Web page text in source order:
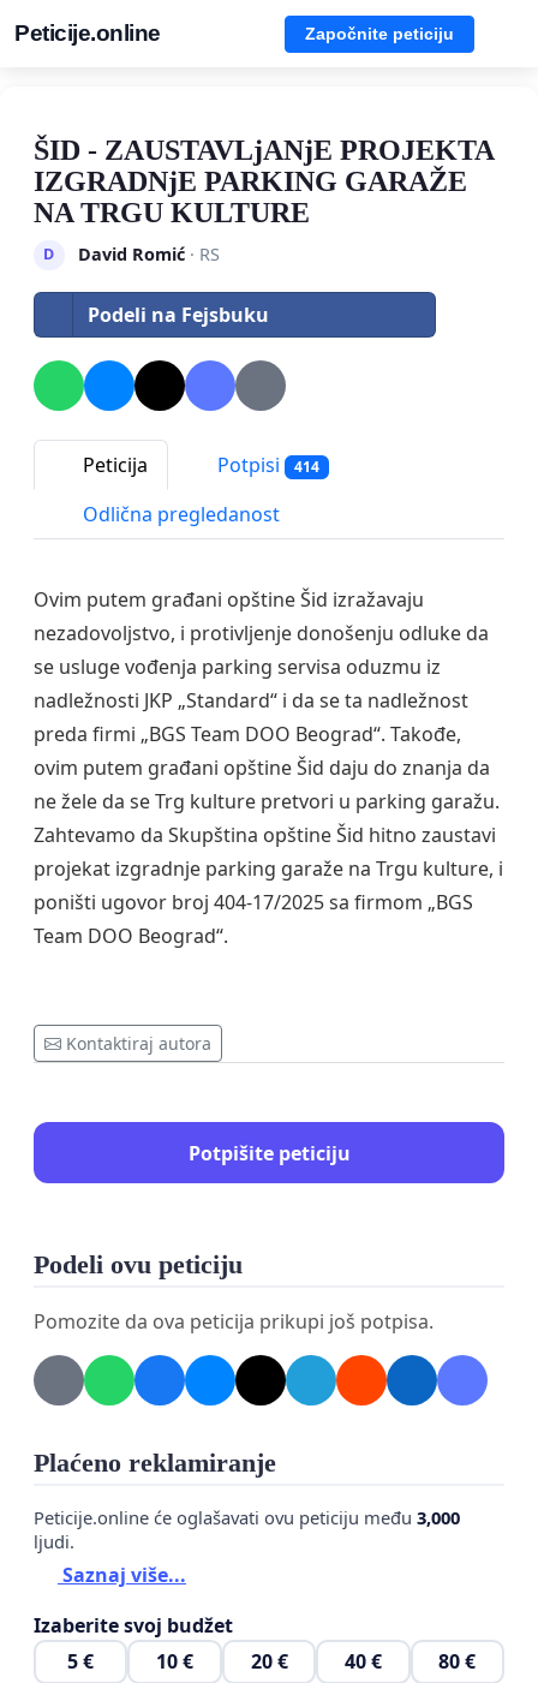
Peticije.online Započnite peticiju
ŠID - ZAUSTAVLjANjE PROJEKTA
IZGRADNjE PARKING GARAŽE
NA TRGU KULTURE
D David Romić· RS
Podeli na Fejsbuku
Peticija Potpisi 414
Odlična pregledanost
Ovim putem građani opštine Šid izražavaju
nezadovoljstvo, i protivljenje donošenju odluke da
se usluge vođenja parking servisa oduzmu iz
nadležnosti JKP „Standard“ i da se ta nadležnost
preda firmi „BGS Team DOO Beograd“. Takođe,
ovim putem građani opštine Šid daju do znanja da
ne žele da se Trg kulture pretvori u parking garažu.
Zahtevamo da Skupština opštine Šid hitno zaustavi
projekat izgradnje parking garaže na Trgu kulture, i
poništi ugovor broj 404-17/2025 sa firmom „BGS
Team DOO Beograd“.
Kontaktiraj autora
Potpišite peticiju
Podeli ovu peticiju
Pomozite da ova peticija prikupi još potpisa.
Plaćeno reklamiranje
Peticije.online će oglašavati ovu peticiju među 3,000
ljudi.
Saznaj više...
Izaberite svoj budžet
5 €
10 € 20 € 40 € 80 €